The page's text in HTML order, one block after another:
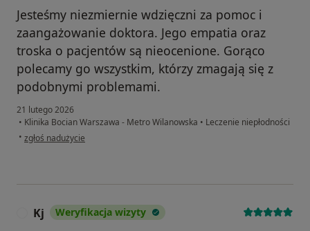
Jesteśmy niezmiernie wdzięczni za pomoc i
zaangażowanie doktora. Jego empatia oraz
troska o pacjentów są nieocenione. Gorąco
polecamy go wszystkim, którzy zmagają się z
podobnymi problemami.
21 lutego 2026
• Klinika Bocian Warszawa - Metro Wilanowska • Leczenie niepłodności
• w opinii użytkownika Eliza
zgłoś nadużycie
Kj Weryfikacja wizyty